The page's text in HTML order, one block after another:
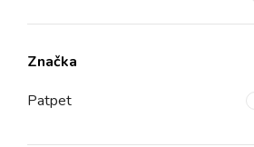
Značka
Patpet